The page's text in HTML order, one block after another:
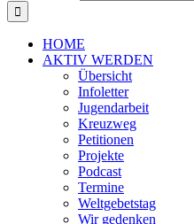
HOME
AKTIV WERDEN
Übersicht
Infoletter
Jugendarbeit
Kreuzweg
Petitionen
Projekte
Podcast
Termine
Weltgebetstag
Wir gedenken